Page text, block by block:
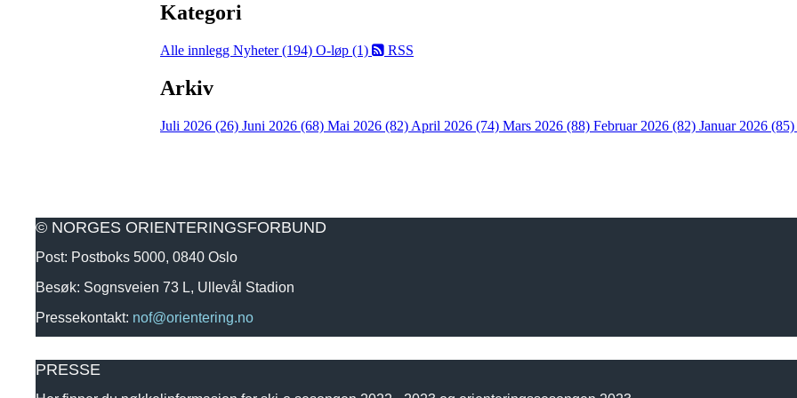
Kategori
Alle innlegg Nyheter (194) O-løp (1) RSS
Arkiv
Juli 2026 (26) Juni 2026 (68) Mai 2026 (82) April 2026 (74) Mars 2026 (88) Februar 2026 (82) Januar 2026 (85)
© NORGES ORIENTERINGSFORBUND
Post: Postboks 5000, 0840 Oslo
Besøk: Sognsveien 73 L, Ullevål Stadion
Pressekontakt: nof@orientering.no
PRESSE